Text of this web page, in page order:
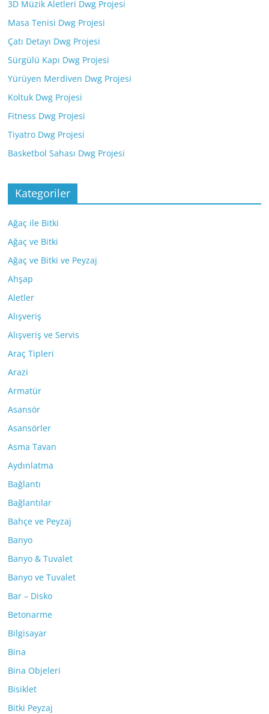
3D Müzik Aletleri Dwg Projesi
Masa Tenisi Dwg Projesi
Çatı Detayı Dwg Projesi
Sürgülü Kapı Dwg Projesi
Yürüyen Merdiven Dwg Projesi
Koltuk Dwg Projesi
Fitness Dwg Projesi
Tiyatro Dwg Projesi
Basketbol Sahası Dwg Projesi
Kategoriler
Ağaç ile Bitki
Ağaç ve Bitki
Ağaç ve Bitki ve Peyzaj
Ahşap
Aletler
Alışveriş
Alışveriş ve Servis
Araç Tipleri
Arazi
Armatür
Asansör
Asansörler
Asma Tavan
Aydınlatma
Bağlantı
Bağlantılar
Bahçe ve Peyzaj
Banyo
Banyo & Tuvalet
Banyo ve Tuvalet
Bar – Disko
Betonarme
Bilgisayar
Bina
Bina Objeleri
Bisiklet
Bitki Peyzaj